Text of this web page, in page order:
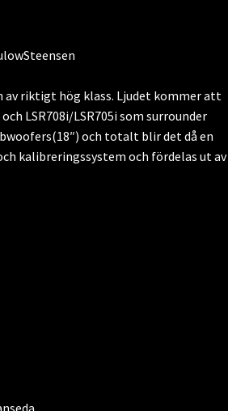
av riktigt hög klass. Ljudet kommer att
LSR708i/LSR705i som surrounder
och totalt blir det då en
kalibreringssystem och fördelas ut av